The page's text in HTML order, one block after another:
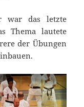
war das letzte
Thema lautete
der Übungen